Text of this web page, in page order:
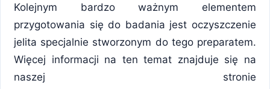
Kolejnym bardzo ważnym elementem
przygotowania się do badania jest oczyszczenie
jelita specjalnie stworzonym do tego preparatem.
Więcej informacji na ten temat znajduje się na
naszej stronie